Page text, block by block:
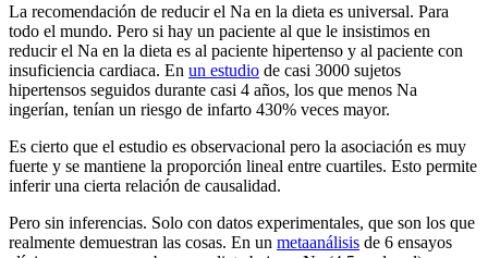
La recomendación de reducir el Na en la dieta es universal. Para
todo el mundo. Pero si hay un paciente al que le insistimos en
reducir el Na en la dieta es al paciente hipertenso y al paciente con
insuficiencia cardiaca. En un estudio de casi 3000 sujetos
hipertensos seguidos durante casi 4 años, los que menos Na
ingerían, tenían un riesgo de infarto 430% veces mayor.
Es cierto que el estudio es observacional pero la asociación es muy
fuerte y se mantiene la proporción lineal entre cuartiles. Esto permite
inferir una cierta relación de causalidad.
Pero sin inferencias. Solo con datos experimentales, que son los que
realmente demuestran las cosas. En un metaanálisis de 6 ensayos